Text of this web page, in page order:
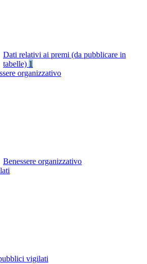
Dati relativi ai premi (da pubblicare in
tabelle) 1
organizzativo
Benessere organizzativo
vigilati